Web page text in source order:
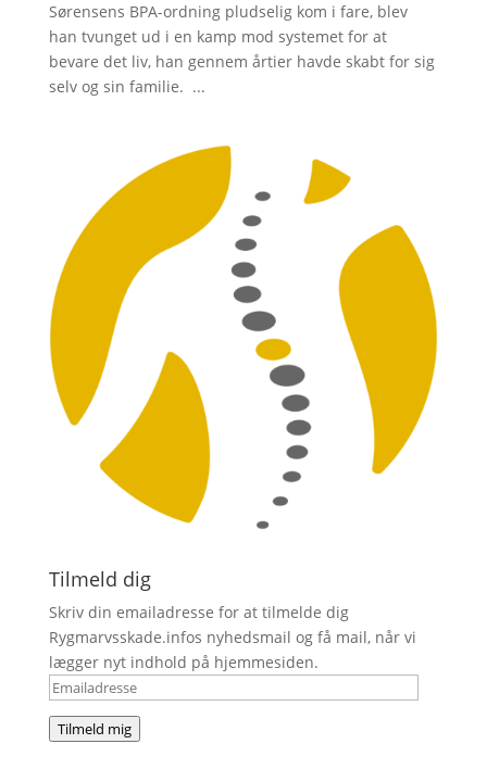
Sørensens BPA-ordning pludselig kom i fare, blev
han tvunget ud i en kamp mod systemet for at
bevare det liv, han gennem årtier havde skabt for sig
selv og sin familie. ...
Tilmeld dig
Skriv din emailadresse for at tilmelde dig
Rygmarvsskade.infos nyhedsmail og få mail, når vi
lægger nyt indhold på hjemmesiden.
Emailadresse
Tilmeld mig